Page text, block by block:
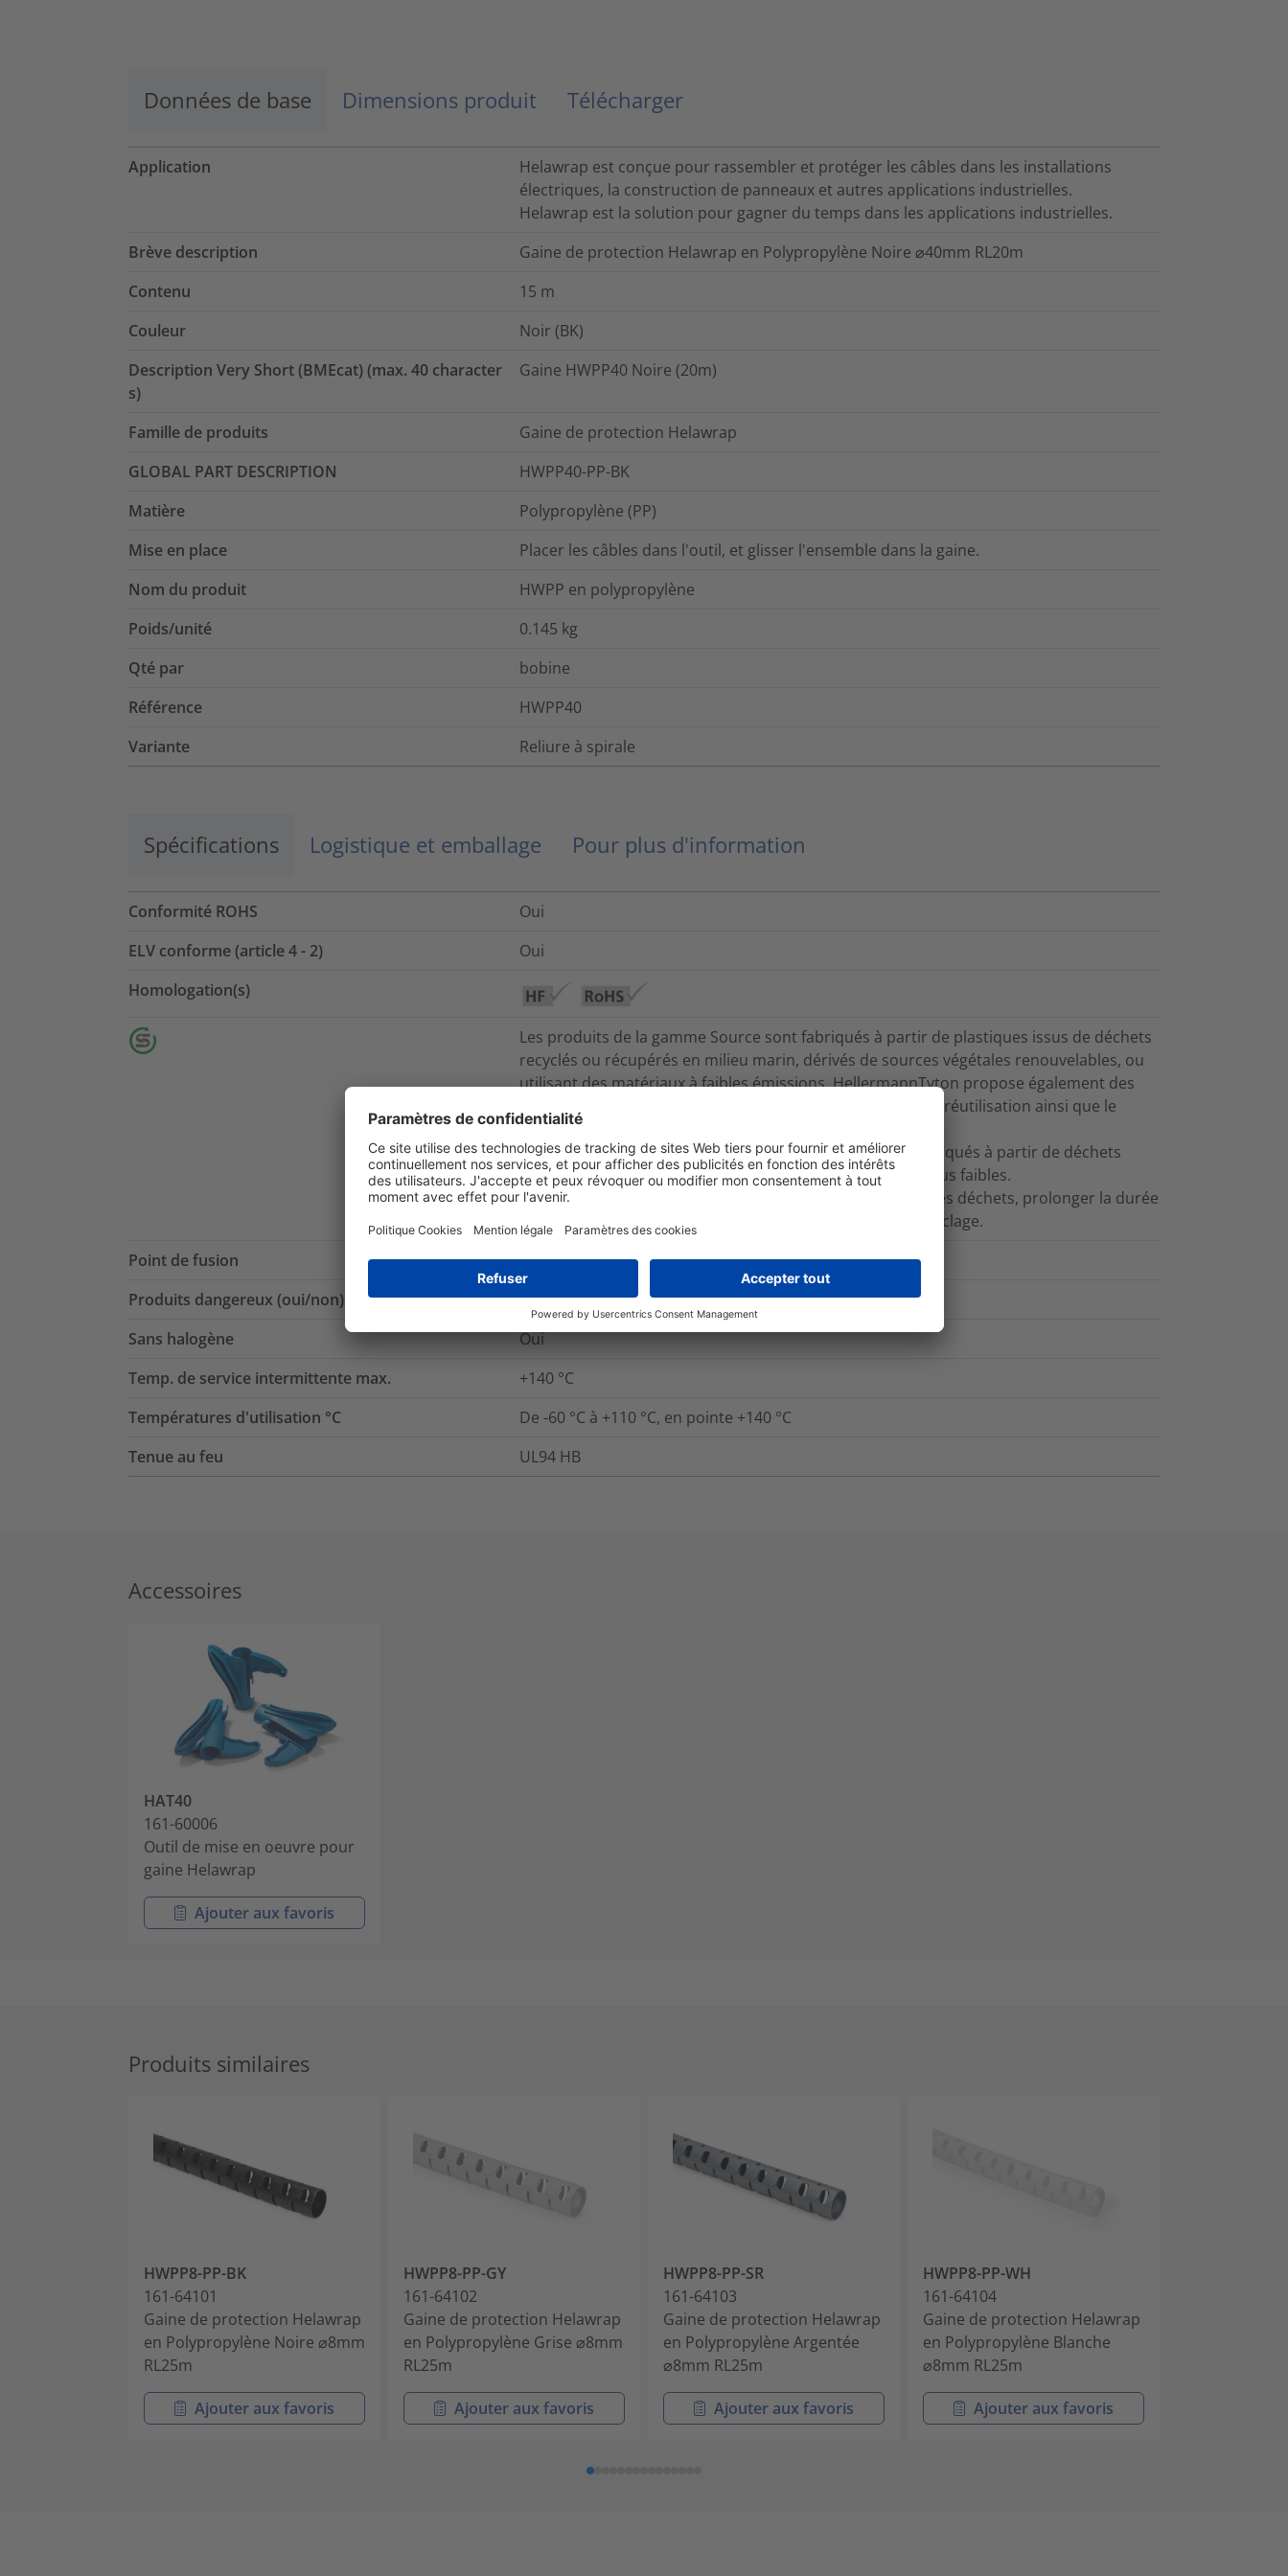
powered byUsercentrics Consent
Données de base Dimensions produit Télécharger
Application
Helawrap est conçue pour rassembler et protéger les câbles dans les installations
électriques, la construction de panneaux et autres applications industrielles.
Helawrap est la solution pour gagner du temps dans les applications industrielles.
Brève description
Gaine de protection Helawrap en Polypropylène Noire ⌀40mm RL20m
Contenu
15 m
Couleur
Noir (BK)
Description Very Short (BMEcat) (max. 40 character
s)
Gaine HWPP40 Noire (20m)
Famille de produits
Gaine de protection Helawrap
GLOBAL PART DESCRIPTION
HWPP40-PP-BK
Matière
Polypropylène (PP)
Mise en place
Placer les câbles dans l'outil, et glisser l'ensemble dans la gaine.
Nom du produit
HWPP en polypropylène
Poids/unité
0.145 kg
Qté par
bobine
Référence
HWPP40
Variante
Reliure à spirale
Spécifications Logistique et emballage Pour plus d'information
Conformité ROHS
Oui
ELV conforme (article 4 - 2)
Oui
Homologation(s)
Les produits de la gamme Source sont fabriqués à partir de plastiques issus de déchets
recyclés ou récupérés en milieu marin, dérivés de sources végétales renouvelables, ou
utilisant des matériaux à faibles émissions. HellermannTyton propose également des
solutions conçues pour réduire les déchets ou favoriser la réutilisation ainsi que le
recyclage.
ReSource met en avant les produits HellermannTyton fabriqués à partir de déchets
recyclés ou de matières vierges à émissions de carbone plus faibles.
ByDesign se concentre sur des solutions visant à réduire les déchets, prolonger la durée
de vie des produits et faciliter leur réutilisation et leur recyclage.
Point de fusion
+284 °F (+140 °C)
Produits dangereux (oui/non)
Non
Sans halogène
Oui
Temp. de service intermittente max.
+140 °C
Températures d'utilisation °C
De -60 °C à +110 °C, en pointe +140 °C
Tenue au feu
UL94 HB
Accessoires
HAT40
161-60006
Outil de mise en oeuvre pour
gaine Helawrap
Ajouter aux favoris
Produits similaires
HWPP8-PP-BK
161-64101
Gaine de protection Helawrap
en Polypropylène Noire ⌀8mm
RL25m
Ajouter aux favoris
HWPP8-PP-GY
161-64102
Gaine de protection Helawrap
en Polypropylène Grise ⌀8mm
RL25m
Ajouter aux favoris
HWPP8-PP-SR
161-64103
Gaine de protection Helawrap
en Polypropylène Argentée
⌀8mm RL25m
Ajouter aux favoris
HWPP8-PP-WH
161-64104
Gaine de protection Helawrap
en Polypropylène Blanche
⌀8mm RL25m
Ajouter aux favoris